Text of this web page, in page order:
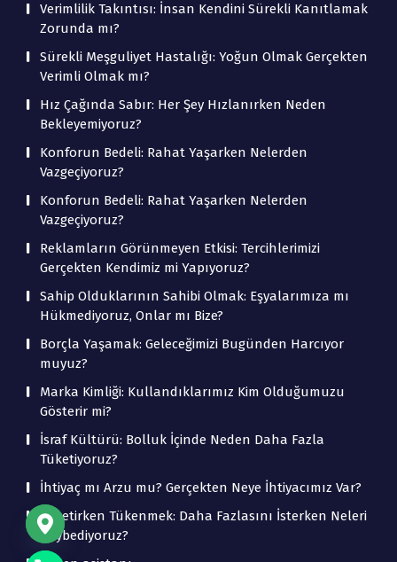
Verimlilik Takıntısı: İnsan Kendini Sürekli Kanıtlamak
Zorunda mı?
Sürekli Meşguliyet Hastalığı: Yoğun Olmak Gerçekten
Verimli Olmak mı?
Hız Çağında Sabır: Her Şey Hızlanırken Neden
Bekleyemiyoruz?
Konforun Bedeli: Rahat Yaşarken Nelerden
Vazgeçiyoruz?
Konforun Bedeli: Rahat Yaşarken Nelerden
Vazgeçiyoruz?
Reklamların Görünmeyen Etkisi: Tercihlerimizi
Gerçekten Kendimiz mi Yapıyoruz?
Sahip Olduklarının Sahibi Olmak: Eşyalarımıza mı
Hükmediyoruz, Onlar mı Bize?
Borçla Yaşamak: Geleceğimizi Bugünden Harcıyor
muyuz?
Marka Kimliği: Kullandıklarımız Kim Olduğumuzu
Gösterir mi?
İsraf Kültürü: Bolluk İçinde Neden Daha Fazla
Tüketiyoruz?
İhtiyaç mı Arzu mu? Gerçekten Neye İhtiyacımız Var?
Tüketirken Tükenmek: Daha Fazlasını İsterken Neleri
Kaybediyoruz?